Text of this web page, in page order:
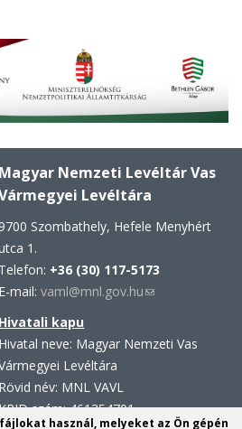
Magyar Nemzeti Levéltár Vas
Levéltára
9700 Szombathely, Hefele Menyhért
1.
Telefon: +36 (30) 117-5173
E-mail:vaml@mnl.gov.hu(link
Hivatali kapu
Hivatal neve: Magyar Nemzeti Vas
Levéltára
Rövid név: MNL VAVL
szám: 461354701
használ, melyeket az Ön gépén